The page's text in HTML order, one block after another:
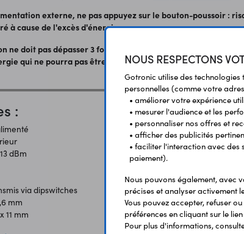
externe, ne pas appuyez sur le bouton-poussoir :
à cause de l'excès d'énergie.
ne doit pas dépasser 3 fois/s. Une pression rapide et
qui ne pourra pas être consommée à temps et finira par
:
dBm
via dipswitches
mm
11 mm
NOUS RESPECTONS
Gotronic utilise des technologies
personnelles (comme votre
• améliorer votre expérience
• mesurer l'audience et les
• personnaliser nos offres et
• afficher des publicités
• faciliter l'interaction avec des
paiement).
Nous pouvons également, avec
précises et analyser activement
Vous pouvez accepter, refuser
préférences en cliquant sur le
Pour plus d'informations,